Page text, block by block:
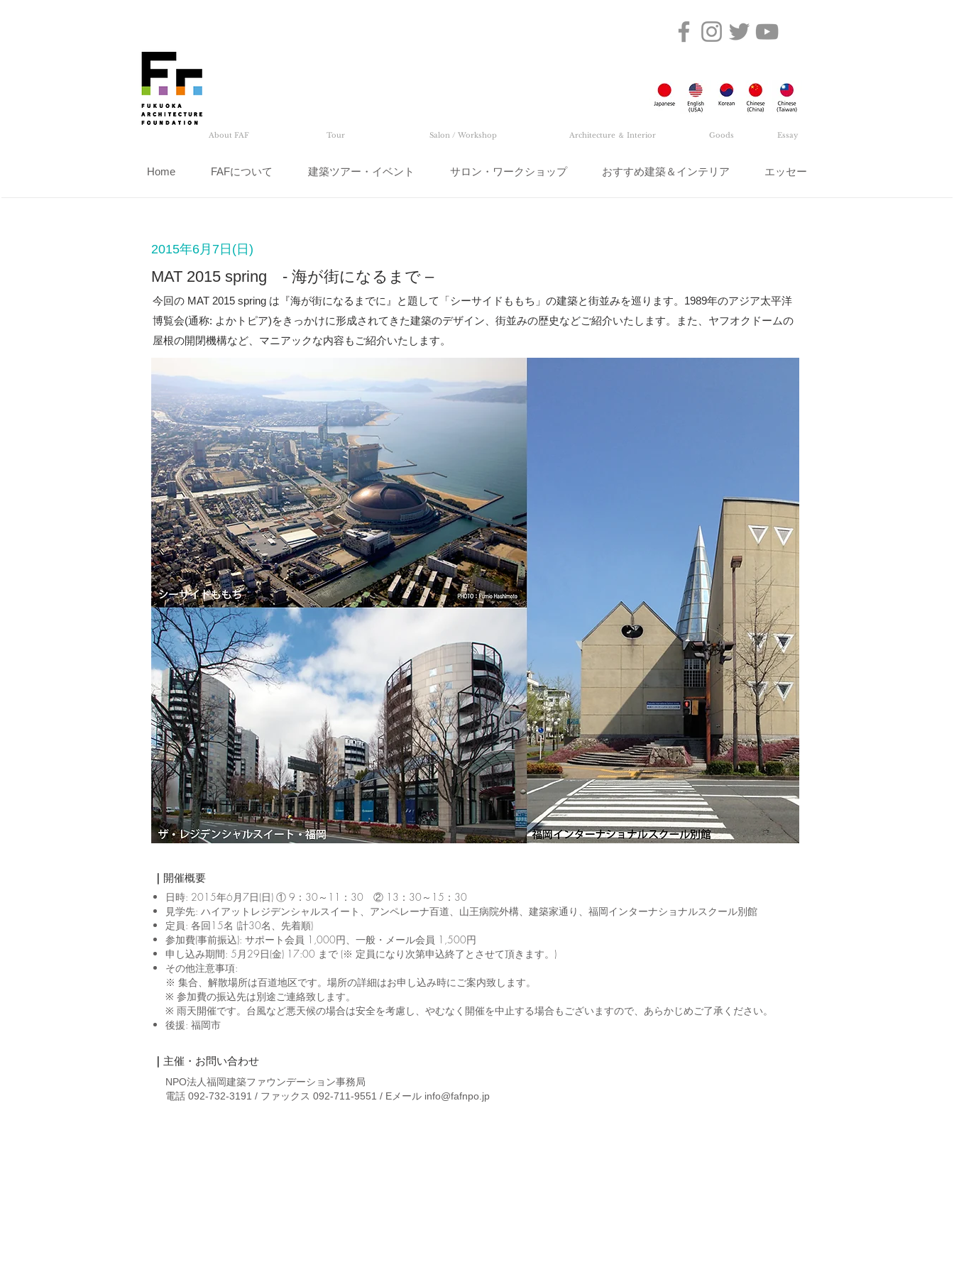
About FAF Tour Salon / Workshop Architecture ＆ Interior Goods Essay
Home FAFについて 建築ツアー・イベント サロン・ワークショップ おすすめ建築＆インテリア エッセー
2015年6月7日(日)
MAT 2015 spring - 海が街になるまで –
今回の MAT 2015 spring は『海が街になるまでに』と題して「シーサイドももち」の建築と街並みを巡ります。1989年のアジア太平洋
博覧会(通称: よかトピア)をきっかけに形成されてきた建築のデザイン、街並みの歴史などご紹介いたします。また、ヤフオクドームの
屋根の開閉機構など、マニアックな内容もご紹介いたします。
｜ ​開催概要
日時: 2015年6月7日(日) ① 9：30～11：30 ② 13：30～15：30
見学先: ハイアットレジデンシャルスイート、アンペレーナ百道、山王病院外構、建築家通り、福岡インターナショナルスクール別館
定員: 各回15名 (計30名、先着順)
参加費(事前振込): サポート会員 1,000円、一般・メール会員 1,500円
申し込み期間: 5月29日(金) 17:00 まで (※ 定員になり次第申込終了とさせて頂きます。)
その他注意事項:
※ 集合、解散場所は百道地区です。場所の詳細はお申し込み時にご案内致します。
※ 参加費の振込先は別途ご連絡致します。
※ 雨天開催です。台風など悪天候の場合は安全を考慮し、やむなく開催を中止する場合もございますので、あらかじめご了承ください。
後援: 福岡市
｜ ​主催・お問い合わせ
NPO法人福岡建築ファウンデーション事務局
電話 092-732-3191 / ファックス 092-711-9551 / Eメール info@fafnpo.jp